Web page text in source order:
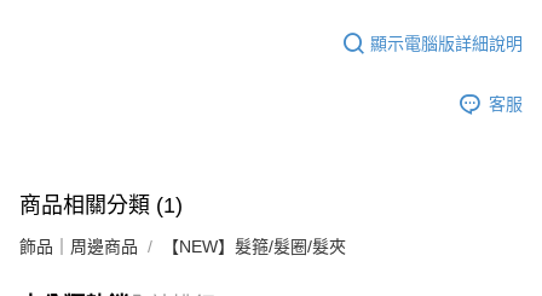
顯示電腦版詳細說明
客服
商品相關分類 (1)
飾品｜周邊商品 【NEW】髮箍/髮圈/髮夾